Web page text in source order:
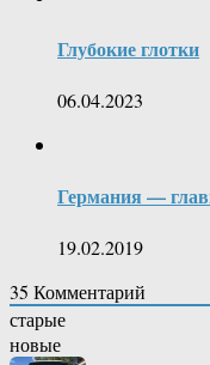
Глубокие глотки
06.04.2023
Германия —
19.02.2019
35 Комментарий
старые
новые